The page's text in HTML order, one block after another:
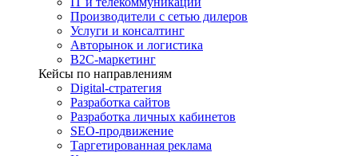
Производители с сетью дилеров
Услуги и консалтинг
Авторынок и логистика
B2С-маркетинг
Кейсы по направлениям
Digital-стратегия
Разработка сайтов
Разработка личных кабинетов
SEO-продвижение
Таргетированная реклама